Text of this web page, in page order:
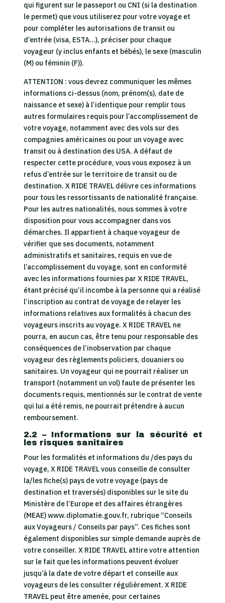
qui figurent sur le passeport ou CNI (si la destination
le permet) que vous utiliserez pour votre voyage et
pour compléter les autorisations de transit ou
d’entrée (visa, ESTA…), préciser pour chaque
voyageur (y inclus enfants et bébés), le sexe (masculin
(M) ou féminin (F)).
ATTENTION : vous devrez communiquer les mêmes
informations ci-dessus (nom, prénom(s), date de
naissance et sexe) à l’identique pour remplir tous
autres formulaires requis pour l’accomplissement de
votre voyage, notamment avec des vols sur des
compagnies américaines ou pour un voyage avec
transit ou à destination des USA. A défaut de
respecter cette procédure, vous vous exposez à un
refus d’entrée sur le territoire de transit ou de
destination. X RIDE TRAVEL délivre ces informations
pour tous les ressortissants de nationalité française.
Pour les autres nationalités, nous sommes à votre
disposition pour vous accompagner dans vos
démarches. Il appartient à chaque voyageur de
vérifier que ses documents, notamment
administratifs et sanitaires, requis en vue de
l’accomplissement du voyage, sont en conformité
avec les informations fournies par X RIDE TRAVEL,
étant précisé qu’il incombe à la personne qui a réalisé
l’inscription au contrat de voyage de relayer les
informations relatives aux formalités à chacun des
voyageurs inscrits au voyage. X RIDE TRAVEL ne
pourra, en aucun cas, être tenu pour responsable des
conséquences de l’inobservation par chaque
voyageur des règlements policiers, douaniers ou
sanitaires. Un voyageur qui ne pourrait réaliser un
transport (notamment un vol) faute de présenter les
documents requis, mentionnés sur le contrat de vente
qui lui a été remis, ne pourrait prétendre à aucun
remboursement.
2.2 – Informations sur la sécurité et
les risques sanitaires
Pour les formalités et informations du /des pays du
voyage, X RIDE TRAVEL vous conseille de consulter
la/les fiche(s) pays de votre voyage (pays de
destination et traversés) disponibles sur le site du
Ministère de l’Europe et des affaires étrangères
(MEAE) www.diplomatie.gouv.fr, rubrique “Conseils
aux Voyageurs / Conseils par pays”. Ces fiches sont
également disponibles sur simple demande auprès de
votre conseiller. X RIDE TRAVEL attire votre attention
sur le fait que les informations peuvent évoluer
jusqu’à la date de votre départ et conseille aux
voyageurs de les consulter régulièrement. X RIDE
TRAVEL peut être amenée, pour certaines